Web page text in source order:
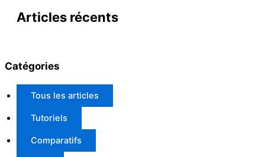
Articles récents
Catégories
Tous les articles
Tutoriels
Comparatifs